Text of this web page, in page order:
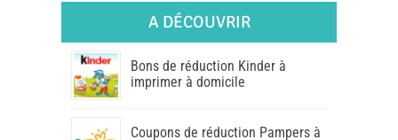
A DÉCOUVRIR
Bons de réduction Kinder à
imprimer à domicile
Coupons de réduction Pampers à